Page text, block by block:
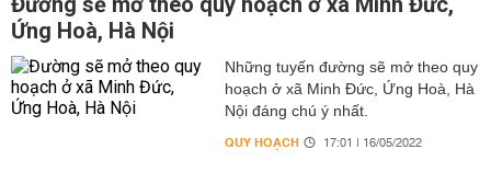
Ứng Hoà, Hà Nội
Những tuyến đường sẽ mở theo quy
hoạch ở xã Minh Đức, Ứng Hoà, Hà
Nội đáng chú ý nhất.
QUY HOẠCH 17:01 | 16/05/2022